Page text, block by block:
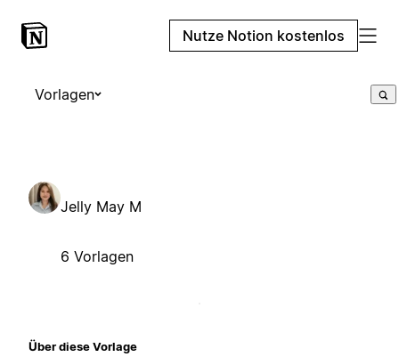
Nutze Notion kostenlos
Vorlagen
Jelly May M
6 Vorlagen
Über diese Vorlage